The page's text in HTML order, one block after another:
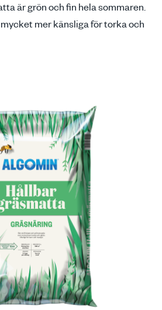
är grön och fin hela sommaren.
mer känsliga för torka och